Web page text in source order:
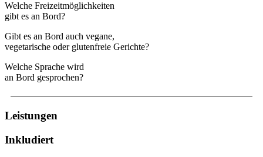
Welche Freizeitmöglichkeiten
gibt es an Bord?
Gibt es an Bord auch vegane,
vegetarische oder glutenfreie Gerichte?
Welche Sprache wird
an Bord gesprochen?
Leistungen
Inkludiert